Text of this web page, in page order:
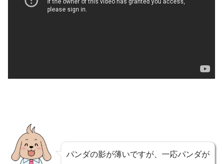
パンダの影が薄いですが、一応パンダが